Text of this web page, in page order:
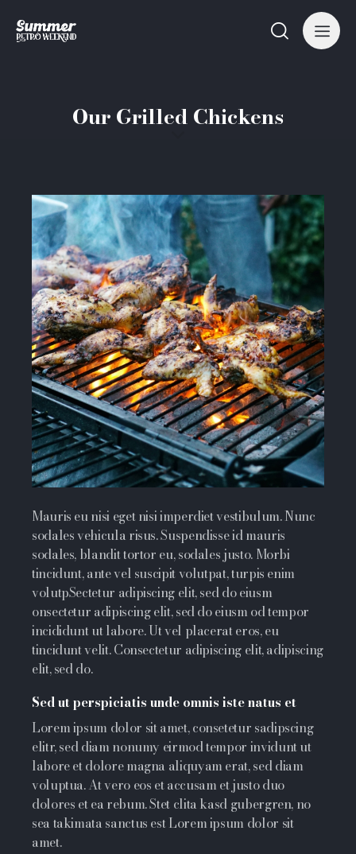
Our Grilled Chickens
Mauris eu nisi eget nisi imperdiet vestibulum. Nunc
sodales vehicula risus. Suspendisse id mauris
sodales, blandit tortor eu, sodales justo. Morbi
tincidunt, ante vel suscipit volutpat, turpis enim
volutpSectetur adipiscing elit, sed do eiusm
onsectetur adipiscing elit, sed do eiusm od tempor
incididunt ut labore. Ut vel placerat eros, eu
tincidunt velit. Consectetur adipiscing elit, adipiscing
elit, sed do.
Sed ut perspiciatis unde omnis iste natus et
Lorem ipsum dolor sit amet, consetetur sadipscing
elitr, sed diam nonumy eirmod tempor invidunt ut
labore et dolore magna aliquyam erat, sed diam
voluptua. At vero eos et accusam et justo duo
dolores et ea rebum. Stet clita kasd gubergren, no
sea takimata sanctus est Lorem ipsum dolor sit
amet.